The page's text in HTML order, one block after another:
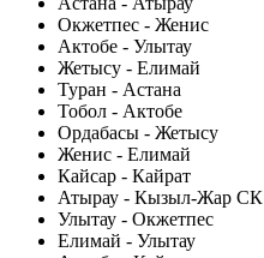
Окжетпес - Женис
Актобе - Улытау
Жетысу - Елимай
Туран - Астана
Тобол - Актобе
Ордабасы - Жетысу
Женис - Елимай
Кайсар - Кайрат
Атырау - Кызыл-Жар СК
Улытау - Окжетпес
Елимай - Улытау